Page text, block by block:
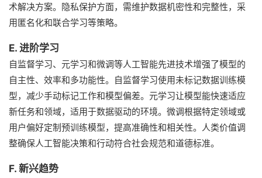
术解决方案。隐私保护方面，需维护数据机密性和完整性，采
用匿名化和联合学习等策略。
E. 进阶学习
自监督学习、元学习和微调等人工智能先进技术增强了模型的
自主性、效率和多功能性。自监督学习使用未标记数据训练模
型，减少手动标记工作和模型偏差。元学习让模型能快速适应
新任务和领域，适用于数据驱动的环境。微调根据特定领域或
用户偏好定制预训练模型，提高准确性和相关性。人类价值调
整确保人工智能决策和行动符合社会规范和道德标准。
F. 新兴趋势